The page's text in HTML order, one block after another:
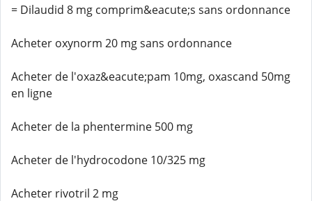
= Dilaudid 8 mg comprim&eacute;s sans ordonnance
Acheter oxynorm 20 mg sans ordonnance
Acheter de l'oxaz&eacute;pam 10mg, oxascand 50mg
en ligne
Acheter de la phentermine 500 mg
Acheter de l'hydrocodone 10/325 mg
Acheter rivotril 2 mg